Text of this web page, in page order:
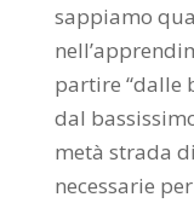
sappiamo
partire “dalle
dal
metà strada
necessarie